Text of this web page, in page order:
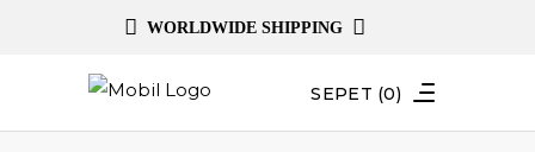
WORLDWIDE SHIPPING
SEPET (0)